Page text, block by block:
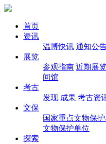
首页
资讯
温博快讯 通知公
展览
参观指南 近期展
间馆
考古
发现 成果 考古资
文保
国家重点文物保
文物保护单位
探索